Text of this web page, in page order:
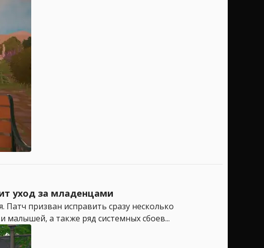
уход за младенцами
призван исправить сразу несколько
а также ряд системных сбоев...